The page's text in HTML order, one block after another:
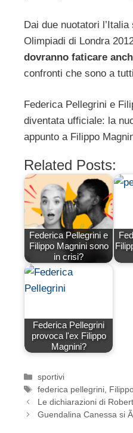
Dai due nuotatori
Olimpiadi di Londra
dovranno faticare
confronti che sono a
Federica Pellegrini e
diventata ufficiale: la
appunto a Filippo
Related Posts:
Federica Pellegrini e
Filippo Magnini sono
in crisi?
Federica Pellegrini
provoca l'ex Filippo
Magnini?
Categorie
sportivi
Tag
federica pellegrini,
Le dichiarazioni di
Guendalina Canessa si